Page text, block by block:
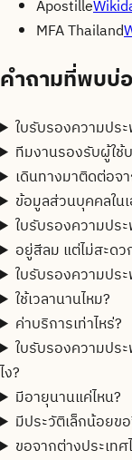
Apostille
MFA Thailand
คำถามที่พบบ่
ใบรับรองความปร
ทีมงานรองรับผู้ใช้
เดินทางมาติดต่อจ
ข้อมูลส่วนบุคคลใน
ใบรับรองความปร
อยู่สีลม แต่ไม่สะดว
ใบรับรองความปร
ใช้เวลานานไหม?
ค่าบริการเท่าไหร่?
ใบรับรองความปร
ไง?
มีอายุนานแค่ไหน?
มีประวัติเล็กน้อยข
ขอจากต่างประเทศ